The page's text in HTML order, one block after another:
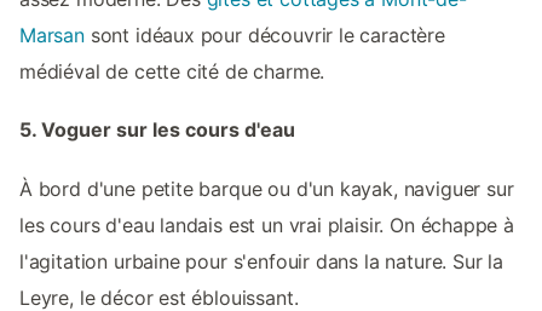
Marsansont idéaux pour découvrir le caractère
médiéval de cette cité de charme.
5. Voguer sur les cours d'eau
À bord d'une petite barque ou d'un kayak, naviguer sur
les cours d'eau landais est un vrai plaisir. On échappe à
l'agitation urbaine pour s'enfouir dans la nature. Sur la
Leyre, le décor est éblouissant.